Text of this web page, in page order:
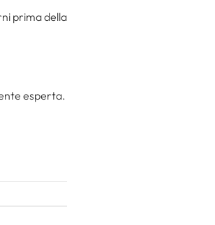
prima della
esperta.